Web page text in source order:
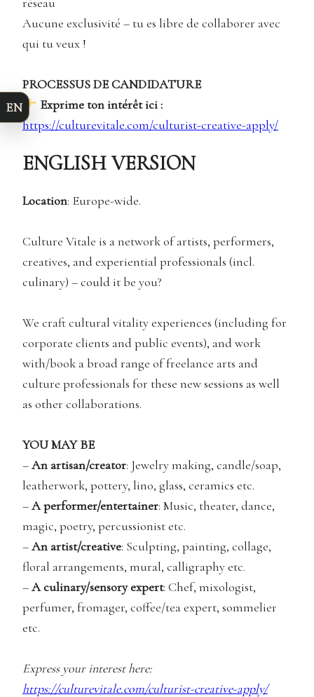
Aucune exclusivité – tu es libre de collaborer avec
qui tu veux !
PROCESSUS DE CANDIDATURE
Exprime ton intérêt ici :
https://culturevitale.com/culturist-creative-apply/
ENGLISH VERSION
Location: Europe-wide.
Culture Vitale is a network of artists, performers,
creatives, and experiential professionals (incl.
culinary) – could it be you?
We craft cultural vitality experiences (including for
corporate clients and public events), and work
with/book a broad range of freelance arts and
culture professionals for these new sessions as well
as other collaborations.
YOU MAY BE
–An artisan/creator: Jewelry making, candle/soap,
leatherwork, pottery, lino, glass, ceramics etc.
–A performer/entertainer: Music, theater, dance,
magic, poetry, percussionist etc.
–An artist/creative: Sculpting, painting, collage,
floral arrangements, mural, calligraphy etc.
–A culinary/sensory expert: Chef, mixologist,
perfumer, fromager, coffee/tea expert, sommelier
etc.
Express your interest here:
https://culturevitale.com/culturist-creative-apply/
EN